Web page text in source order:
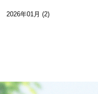
2026年01月 (2)